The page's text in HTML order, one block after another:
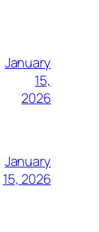
January
15,
2026
January
15, 2026